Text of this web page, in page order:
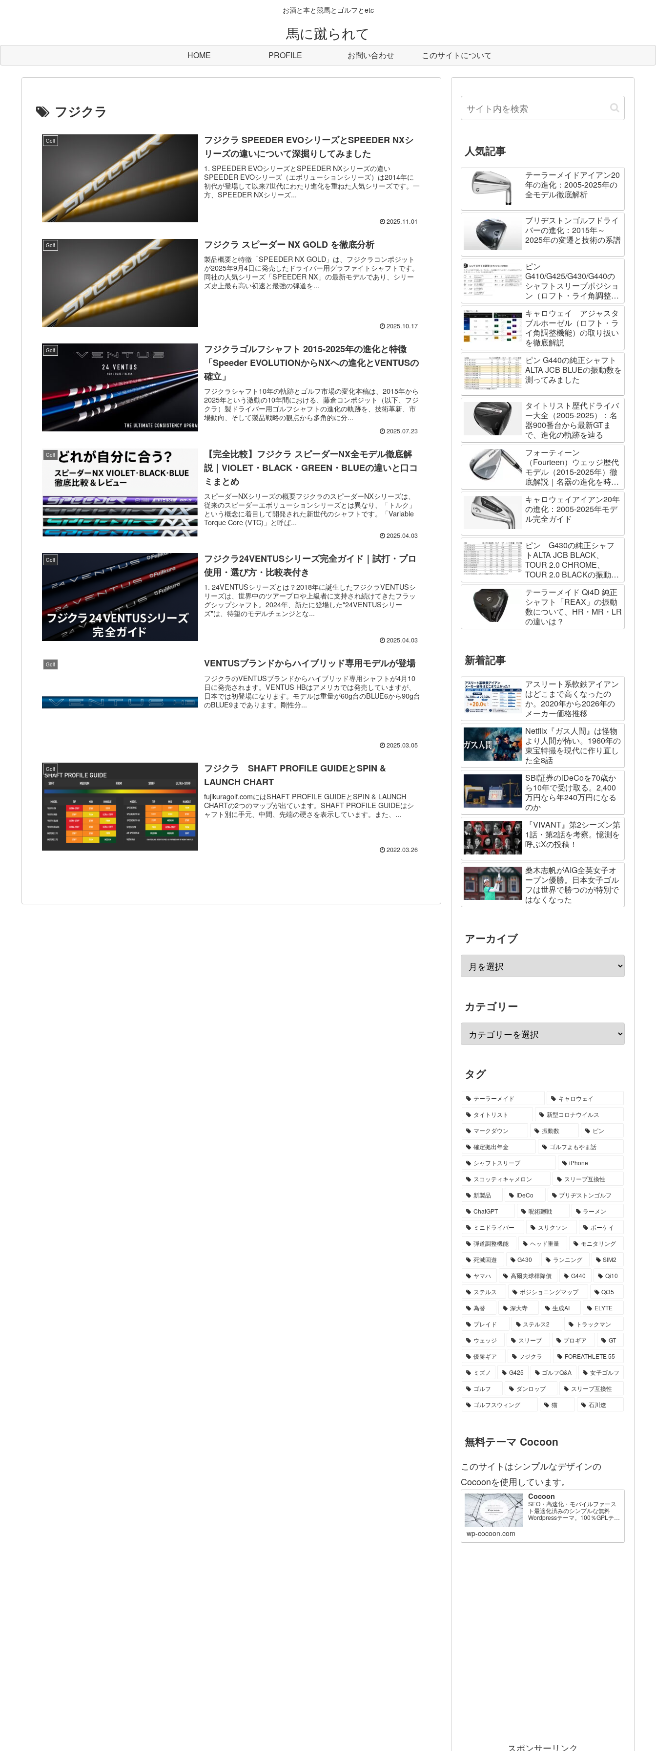
お酒と本と競馬とゴルフとetc
馬に蹴られて
HOME PROFILE お問い合わせ このサイトについて
フジクラ
Golf
フジクラ SPEEDER EVOシリーズとSPEEDER NXシ
リーズの違いについて深掘りしてみました
1. SPEEDER EVOシリーズとSPEEDER NXシリーズの違い
SPEEDER EVOシリーズ（エボリューションシリーズ）は2014年に
初代が登場して以来7世代にわたり進化を重ねた人気シリーズです。一
方、SPEEDER NXシリーズ...
2025.11.01
Golf フジクラ スピーダー NX GOLD を徹底分析
製品概要と特徴「SPEEDER NX GOLD」は、フジクラコンポジット
が2025年9月4日に発売したドライバー用グラファイトシャフトです。
同社の人気シリーズ「SPEEDER NX」の最新モデルであり、シリー
ズ史上最も高い初速と最強の弾道を...
2025.10.17
Golf
フジクラゴルフシャフト 2015-2025年の進化と特徴
「Speeder EVOLUTIONからNXへの進化とVENTUSの
確立」
フジクラシャフト10年の軌跡とゴルフ市場の変化本稿は、2015年から
2025年という激動の10年間における、藤倉コンポジット（以下、フジ
クラ）製ドライバー用ゴルフシャフトの進化の軌跡を、技術革新、市
場動向、そして製品戦略の観点から多角的に分...
2025.07.23
Golf
【完全比較】フジクラ スピーダーNX全モデル徹底解
説｜VIOLET・BLACK・GREEN・BLUEの違いと口コ
ミまとめ
スピーダーNXシリーズの概要フジクラのスピーダーNXシリーズは、
従来のスピーダーエボリューションシリーズとは異なり、「トルク」
という概念に着目して開発された新世代のシャフトです。「Variable
Torque Core (VTC)」と呼ば...
2025.04.03
Golf
フジクラ24VENTUSシリーズ完全ガイド｜試打・プロ
使用・選び方・比較表付き
1. 24VENTUSシリーズとは？2018年に誕生したフジクラVENTUSシ
リーズは、世界中のツアープロや上級者に支持され続けてきたフラッ
グシップシャフト。2024年、新たに登場した"24VENTUSシリー
ズ"は、待望のモデルチェンジとな...
2025.04.03
Golf VENTUSブランドからハイブリッド専用モデルが登場
フジクラのVENTUSブランドからハイブリッド専用シャフトが4月10
日に発売されます。VENTUS HBはアメリカでは発売していますが、
日本では初登場になります。モデルは重量が60g台のBLUE6から90g台
のBLUE9まであります。剛性分...
2025.03.05
Golf
フジクラ SHAFT PROFILE GUIDEとSPIN &
LAUNCH CHART
fujikuragolf.comにはSHAFT PROFILE GUIDEとSPIN & LAUNCH
CHARTの2つのマップが出ています。SHAFT PROFILE GUIDEはシ
ャフト別に手元、中間、先端の硬さを表示しています。また、...
2022.03.26
人気記事
テーラーメイドアイアン20
年の進化：2005-2025年の
全モデル徹底解析
ブリヂストンゴルフドライ
バーの進化：2015年～
2025年の変遷と技術の系譜
ピン
G410/G425/G430/G440の
シャフトスリーブポジショ
ン（ロフト・ライ角調整機
能）について
キャロウェイ アジャスタ
ブルホーゼル（ロフト・ラ
イ角調整機能）の取り扱い
を徹底解説
ピン G440の純正シャフト
ALTA JCB BLUEの振動数を
測ってみました
タイトリスト歴代ドライバ
ー大全（2005-2025）：名
器900番台から最新GTま
で、進化の軌跡を辿る
フォーティーン
（Fourteen）ウェッジ歴代
モデル（2015-2025年）徹
底解説｜名器の進化を時系
列で辿る
キャロウェイアイアン20年
の進化：2005-2025年モデ
ル完全ガイド
ピン G430の純正シャフ
トALTA JCB BLACK、
TOUR 2.0 CHROME、
TOUR 2.0 BLACKの振動数
を測ってみました
テーラーメイド Qi4D 純正
シャフト「REAX」の振動
数について、HR・MR・LR
の違いは？
新着記事
アスリート系軟鉄アイアン
はどこまで高くなったの
か。2020年から2026年の
メーカー価格推移
Netflix『ガス人間』は怪物
より人間が怖い。1960年の
東宝特撮を現代に作り直し
た全8話
SBI証券のiDeCoを70歳か
ら10年で受け取る。2,400
万円なら年240万円になる
のか
『VIVANT』第2シーズン第
1話・第2話を考察。憶測を
呼ぶXの投稿！
桑木志帆がAIG全英女子オ
ープン優勝。日本女子ゴル
フは世界で勝つのが特別で
はなくなった
アーカイブ
カテゴリー
タグ
テーラーメイド
キャロウェイ
タイトリスト
新型コロナウイルス
マークダウン
振動数
ピン
確定拠出年金
ゴルフよもやま話
シャフトスリーブ
iPhone
スコッティキャメロン
スリーブ互換性
新製品
IDeCo
ブリヂストンゴルフ
ChatGPT
呪術廻戦
ラーメン
ミニドライバー
スリクソン
ボーケイ
弾道調整機能
ヘッド重量
モニタリング
死滅回遊
G430 ランニング
SIM2
ヤマハ
高爾夫球桿降價 G440
Qi10
ステルス
ポジショニングマップ
Qi35
為替
深大寺 生成AI
ELYTE
プレイド
ステルス2
トラックマン
ウェッジ
スリーブ プロギア
GT
優勝ギア
フジクラ
FOREATHLETE 55
ミズノ
G425 ゴルフQ&A
女子ゴルフ
ゴルフ
ダンロップ
スリーブ互換性
ゴルフスウィング
猫 石川遼
無料テーマ Cocoon
このサイトはシンプルなデザインの
Cocoonを使用しています。
Cocoon
SEO・高速化・モバイルファース
ト最適化済みのシンプルな無料
Wordpressテーマ。100％GPLテー
wp-cocoon.com
スポンサーリンク